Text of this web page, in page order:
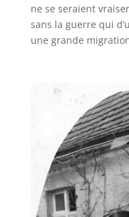
ne se seraient
sans la guerre qui
une grande